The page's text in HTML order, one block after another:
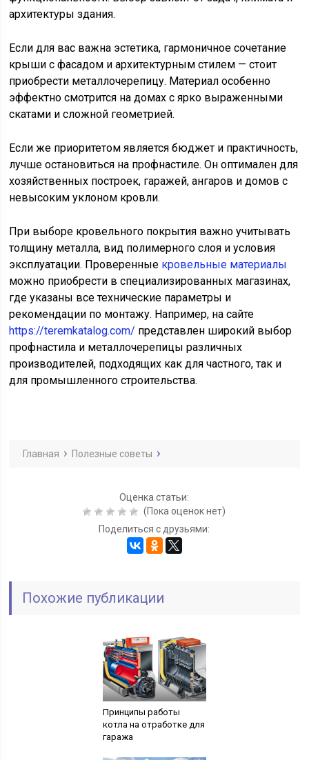
архитектуры здания.
Если для вас важна эстетика, гармоничное сочетание
крыши с фасадом и архитектурным стилем — стоит
приобрести металлочерепицу. Материал особенно
эффектно смотрится на домах с ярко выраженными
скатами и сложной геометрией.
Если же приоритетом является бюджет и практичность,
лучше остановиться на профнастиле. Он оптимален для
хозяйственных построек, гаражей, ангаров и домов с
невысоким уклоном кровли.
При выборе кровельного покрытия важно учитывать
толщину металла, вид полимерного слоя и условия
эксплуатации. Проверенные кровельные материалы
можно приобрести в специализированных магазинах,
где указаны все технические параметры и
рекомендации по монтажу. Например, на сайте
https://teremkatalog.com/ представлен широкий выбор
профнастила и металлочерепицы различных
производителей, подходящих как для частного, так и
для промышленного строительства.
Главная Полезные советы
Оценка статьи:
(Пока оценок нет)
Поделиться с друзьями:
Похожие публикации
Принципы работы
котла на отработке для
гаража